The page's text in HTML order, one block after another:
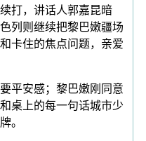
打，讲话人郭嘉昆暗
列则继续把黎巴嫩疆场
卡住的焦点问题，亲爱
安感；黎巴嫩刚同意
桌上的每一句话城市少
。